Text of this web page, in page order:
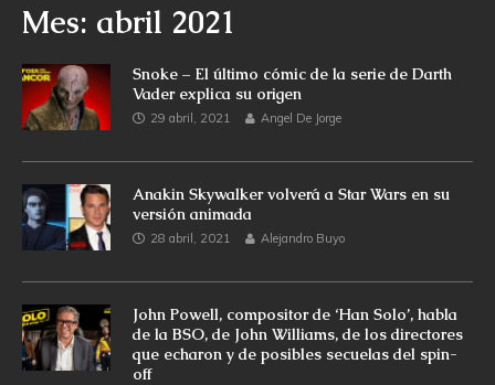
Mes: abril 2021
Snoke – El último cómic de la serie de Darth
Vader explica su origen
29 abril, 2021 Angel De Jorge
Anakin Skywalker volverá a Star Wars en su
versión animada
28 abril, 2021 Alejandro Buyo
John Powell, compositor de ‘Han Solo’, habla
de la BSO, de John Williams, de los directores
que echaron y de posibles secuelas del spin-
off